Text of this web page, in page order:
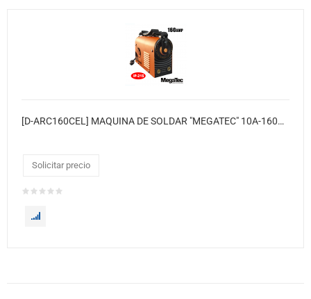
[D-ARC160CEL] MAQUINA DE SOLDAR "MEGATEC" 10A-160A CICLO DE TRABAJO 60%
Solicitar precio